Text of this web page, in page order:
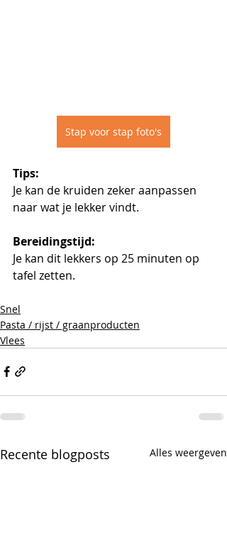
Stap voor stap foto's
Tips:
Je kan de kruiden zeker aanpassen
naar wat je lekker vindt.
Bereidingstijd:
Je kan dit lekkers op 25 minuten op
tafel zetten.
Snel
Pasta / rijst / graanproducten
Vlees
Recente blogposts Alles weergeven